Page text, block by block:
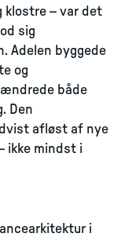
klostre – var det
sig
Adelen byggede
og
både
Den
afløst af nye
ikke mindst i
i